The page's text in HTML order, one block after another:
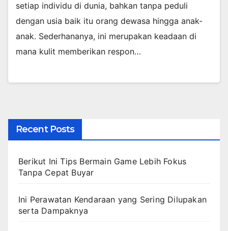
setiap individu di dunia, bahkan tanpa peduli
dengan usia baik itu orang dewasa hingga anak-
anak. Sederhananya, ini merupakan keadaan di
mana kulit memberikan respon…
Recent Posts
Berikut Ini Tips Bermain Game Lebih Fokus
Tanpa Cepat Buyar
Ini Perawatan Kendaraan yang Sering Dilupakan
serta Dampaknya